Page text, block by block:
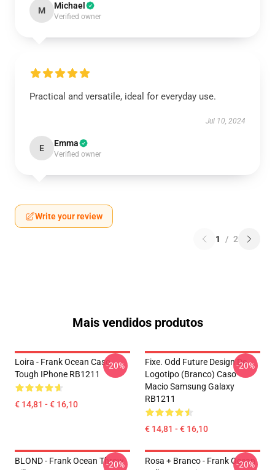
M Michael
Verified owner
Practical and versatile, ideal for everyday use.
Jul 10, 2024
E Emma
Verified owner
Write your review
1 / 2
Mais vendidos produtos
Loira - Frank Ocean Caso
Tough IPhone RB1211
€ 14,81 - € 16,10
-20%
Fixe. Odd Future Design De
Logotipo (branco) Caso
Macio Samsung Galaxy
RB1211
€ 14,81 - € 16,10
-20%
BLOND - Frank Ocean Throw
-20%
Rosa + Branco - Frank Ocean
-20%